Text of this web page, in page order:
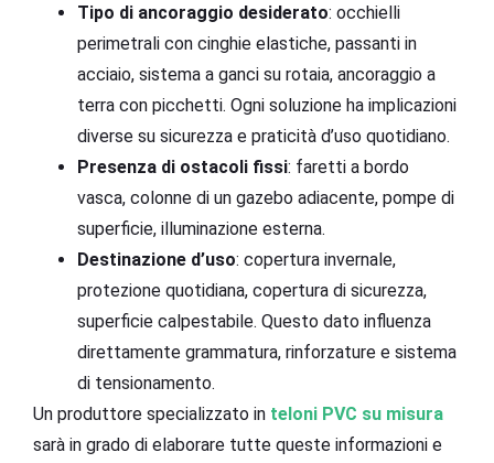
Tipo di ancoraggio desiderato: occhielli
perimetrali con cinghie elastiche, passanti in
acciaio, sistema a ganci su rotaia, ancoraggio a
terra con picchetti. Ogni soluzione ha implicazioni
diverse su sicurezza e praticità d’uso quotidiano.
Presenza di ostacoli fissi: faretti a bordo
vasca, colonne di un gazebo adiacente, pompe di
superficie, illuminazione esterna.
Destinazione d’uso: copertura invernale,
protezione quotidiana, copertura di sicurezza,
superficie calpestabile. Questo dato influenza
direttamente grammatura, rinforzature e sistema
di tensionamento.
Un produttore specializzato in teloni PVC su misura
sarà in grado di elaborare tutte queste informazioni e